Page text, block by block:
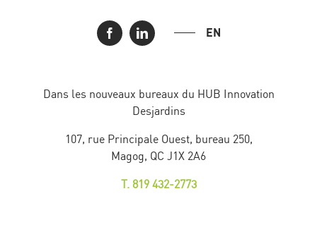
EN
Dans les nouveaux bureaux du HUB Innovation
Desjardins
107, rue Principale Ouest, bureau 250,
Magog, QC J1X 2A6
T. 819 432-2773